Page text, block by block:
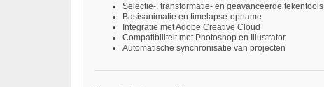
Selectie-, transformatie- en geavanceerde tekentools
Basisanimatie en timelapse-opname
Integratie met Adobe Creative Cloud
Compatibiliteit met Photoshop en Illustrator
Automatische synchronisatie van projecten